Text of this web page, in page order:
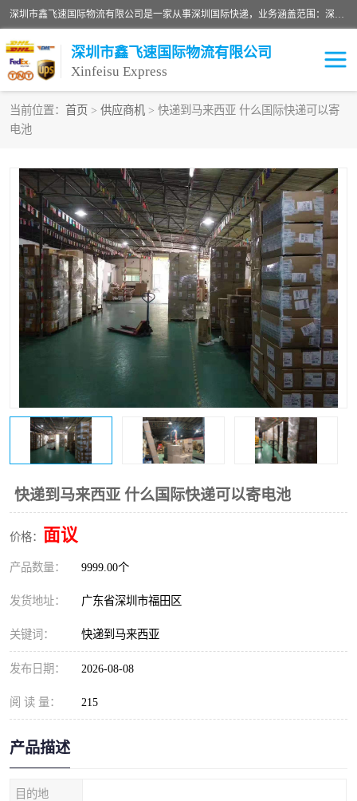
深圳市鑫飞速国际物流有限公司是一家从事深圳国际快递，业务涵盖范围：深圳DHL国际快递、深圳国际快递公司、深圳国际物流公司、深圳国际快递、深圳DHL国际快递电话可拨打全国服务热线：15019287411。欢迎各位亲来人来电到我司洽谈合作。
深圳市鑫飞速国际物流有限公司
Xinfeisu Express
当前位置： 首页 > 供应商机 > 快递到马来西亚 什么国际快递可以寄
电池
快递到马来西亚 什么国际快递可以寄电池
价格： 面议
产品数量： 9999.00个
发货地址： 广东省深圳市福田区
关键词： 快递到马来西亚
发布日期： 2026-08-08
阅 读 量： 215
产品描述
目的地
联邦快递
俄罗斯快递 巴西快递
深圳DHL国际快递 伊朗快递
UPS国际快递 深圳国际快递公司
深圳国际物流公司 深圳国际快递电话
DHL国际快递电话 深圳国际快递
新能源电池出口物流